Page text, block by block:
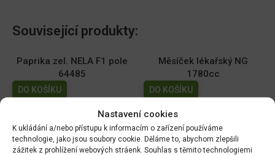
Nastavení cookies
K ukládání a/nebo přístupu k informacím o zařízení používáme
technologie, jako jsou soubory cookie. Děláme to, abychom zlepšili
zážitek z prohlížení webových stráenk. Souhlas s těmito technologiemi
Související produkty:
Paprika zel. NELA F1 pole
64485
DO KOŠÍKU
Měsíček lékařský NG
1780cc
DO KOŠÍKU
Dobrá semena - Kiwano -
africká okurka 10s 2257
Dobrá semena - Sója
Edamame - Chiba Green